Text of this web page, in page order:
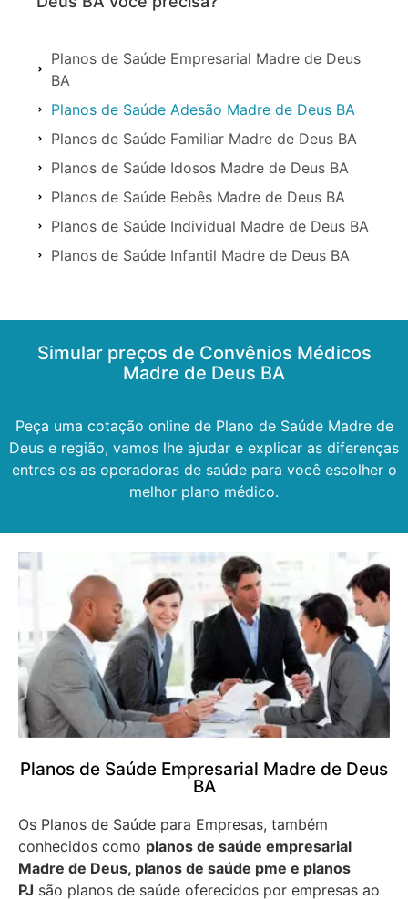
Planos de Saúde Empresarial Madre de Deus
BA
Planos de Saúde Adesão Madre de Deus BA
Planos de Saúde Familiar Madre de Deus BA
Planos de Saúde Idosos Madre de Deus BA
Planos de Saúde Bebês Madre de Deus BA
Planos de Saúde Individual Madre de Deus BA
Planos de Saúde Infantil Madre de Deus BA
Simular preços de Convênios Médicos
Madre de Deus BA
Peça uma cotação online de Plano de Saúde Madre de
Deus e região, vamos lhe ajudar e explicar as diferenças
entres os as operadoras de saúde para você escolher o
melhor plano médico.
Planos de Saúde Empresarial Madre de Deus
BA
Os Planos de Saúde para Empresas, também
conhecidos como planos de saúde empresarial
Madre de Deus, planos de saúde pme e planos
PJ são planos de saúde oferecidos por empresas ao